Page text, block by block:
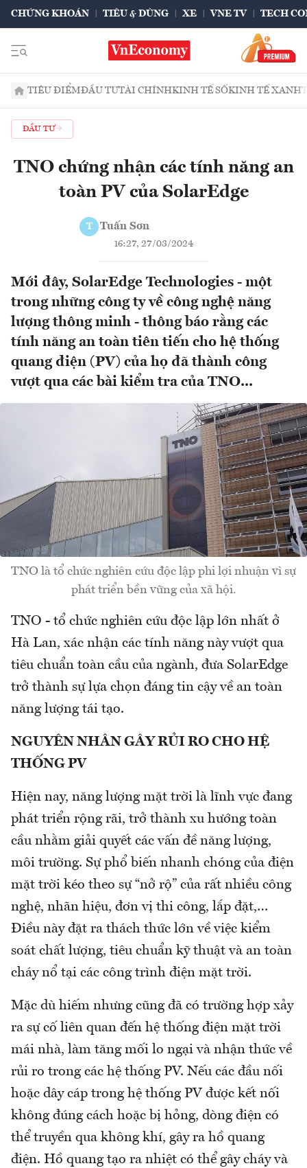
CHỨNG KHOÁN TIÊU & DÙNG XE VNE TV TECH
TIÊU ĐIỂMĐẦU TƯTÀI CHÍNHKINH TẾ SỐKINH TẾ XANH
ĐẦU TƯ
TNO chứng nhận các tính năng an
toàn PV của SolarEdge
T Tuấn Sơn
16:27, 27/03/2024
Mới đây, SolarEdge Technologies - một
trong những công ty về công nghệ năng
lượng thông minh - thông báo rằng các
tính năng an toàn tiên tiến cho hệ thống
quang điện (PV) của họ đã thành công
vượt qua các bài kiểm tra của TNO...
TNO là tổ chức nghiên cứu độc lập phi lợi nhuận vì sự
phát triển bền vững của xã hội.
TNO - tổ chức nghiên cứu độc lập lớn nhất ở
Hà Lan, xác nhận các tính năng này vượt qua
tiêu chuẩn toàn cầu của ngành, đưa SolarEdge
trở thành sự lựa chọn đáng tin cậy về an toàn
năng lượng tái tạo.
NGUYÊN NHÂN GÂY RỦI RO CHO HỆ
THỐNG PV
Hiện nay, năng lượng mặt trời là lĩnh vực đang
phát triển rộng rãi, trở thành xu hướng toàn
cầu nhằm giải quyết các vấn đề năng lượng,
môi trường. Sự phổ biến nhanh chóng của điện
mặt trời kéo theo sự “nở rộ” của rất nhiều công
nghệ, nhãn hiệu, đơn vị thi công, lắp đặt,…
Điều này đặt ra thách thức lớn về việc kiểm
soát chất lượng, tiêu chuẩn kỹ thuật và an toàn
cháy nổ tại các công trình điện mặt trời.
Mặc dù hiếm nhưng cũng đã có trường hợp xảy
ra sự cố liên quan đến hệ thống điện mặt trời
mái nhà, làm tăng mối lo ngại và nhận thức về
rủi ro trong các hệ thống PV. Nếu các đầu nối
hoặc dây cáp trong hệ thống PV được kết nối
không đúng cách hoặc bị hỏng, dòng điện có
thể truyền qua không khí, gây ra hồ quang
điện. Hồ quang tạo ra nhiệt có thể gây cháy và